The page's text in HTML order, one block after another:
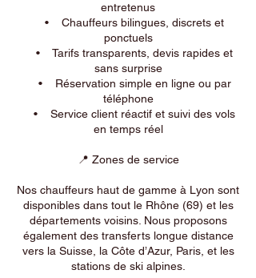
entretenus
• Chauffeurs bilingues, discrets et
ponctuels
• Tarifs transparents, devis rapides et
sans surprise
• Réservation simple en ligne ou par
téléphone
• Service client réactif et suivi des vols
en temps réel
📍 Zones de service
Nos chauffeurs haut de gamme à Lyon sont
disponibles dans tout le Rhône (69) et les
départements voisins. Nous proposons
également des transferts longue distance
vers la Suisse, la Côte d’Azur, Paris, et les
stations de ski alpines.